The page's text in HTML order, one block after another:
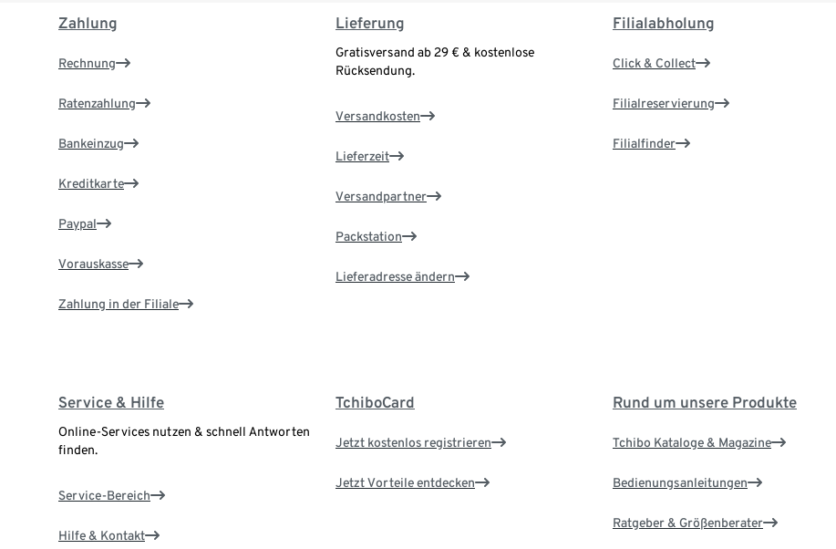
Zahlung
Rechnung
Ratenzahlung
Bankeinzug
Kreditkarte
Paypal
Vorauskasse
Zahlung in der Filiale
Lieferung
Gratisversand ab 29 € & kostenlose
Rücksendung.
Versandkosten
Lieferzeit
Versandpartner
Packstation
Lieferadresse ändern
Filialabholung
Click & Collect
Filialreservierung
Filialfinder
Service & Hilfe
Online-Services nutzen & schnell Antworten
finden.
Service-Bereich
Hilfe & Kontakt
TchiboCard
Jetzt kostenlos registrieren
Jetzt Vorteile entdecken
Rund um unsere Produkte
Tchibo Kataloge & Magazine
Bedienungsanleitungen
Ratgeber & Größenberater